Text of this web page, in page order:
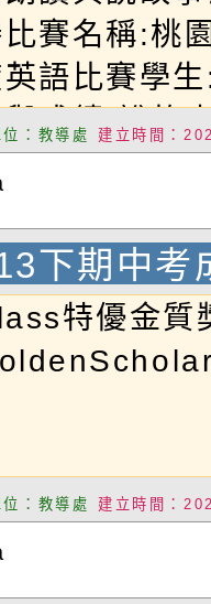
比賽名稱:桃
英語比賽學
成績:說故
:G4Lucas
，福祿貝
：教導處 建立時間：
下期中考
特優金
：教導處 建立時間：